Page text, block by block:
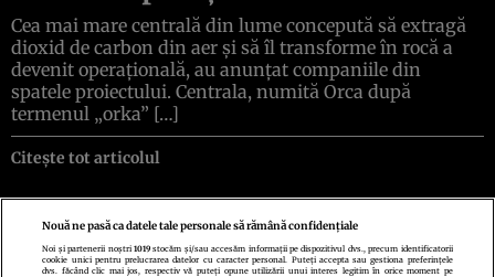
Cea mai mare centrală din lume concepută să extragă
dioxid de carbon din aer și să îl transforme în rocă a
devenit operațională, au anunțat companiile din
spatele proiectului. Centrala, numită Orca după
termenul „orka” […]
Citește tot articolul
Politica de confidenţialitate Politica de cookiesTermeni şi condiţii
Nouă ne pasă ca datele tale personale să rămână confidențiale
Noi și partenerii noștri1019 stocăm și/sau accesăm informații pe dispozitivul dvs., precum identificatorii
cookie unici pentru prelucrarea datelor cu caracter personal. Puteți accepta sau gestiona preferințele
dvs. făcând clic mai jos, respectiv vă puteți opune utilizării unui interes legitim în orice moment pe